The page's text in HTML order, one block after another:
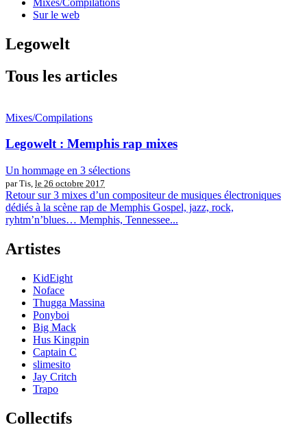
Mixes/Compilations
Sur le web
Legowelt
Tous les articles
Mixes/Compilations
Legowelt : Memphis rap mixes
Un hommage en 3 sélections
par Tis, le 26 octobre 2017
Retour sur 3 mixes d’un compositeur de musiques électroniques
dédiés à la scène rap de Memphis Gospel, jazz, rock,
ryhtm’n’blues… Memphis, Tennessee...
Artistes
KidEight
Noface
Thugga Massina
Ponyboi
Big Mack
Hus Kingpin
Captain C
slimesito
Jay Critch
Trapo
Collectifs